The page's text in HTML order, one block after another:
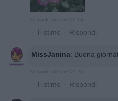
30 Aprile alle ore 09:14
· Ti stimo · Rispondi
MissJanina: Buona
30 Aprile alle ore 09:25
· Ti stimo · Rispondi